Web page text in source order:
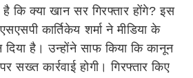
कि क्या खान सर गिरफ्तार होंगे? इस
कार्तिकेय शर्मा ने मीडिया के
है। उन्होंने साफ किया कि कानून
सख्त कार्रवाई होगी। गिरफ्तार किए